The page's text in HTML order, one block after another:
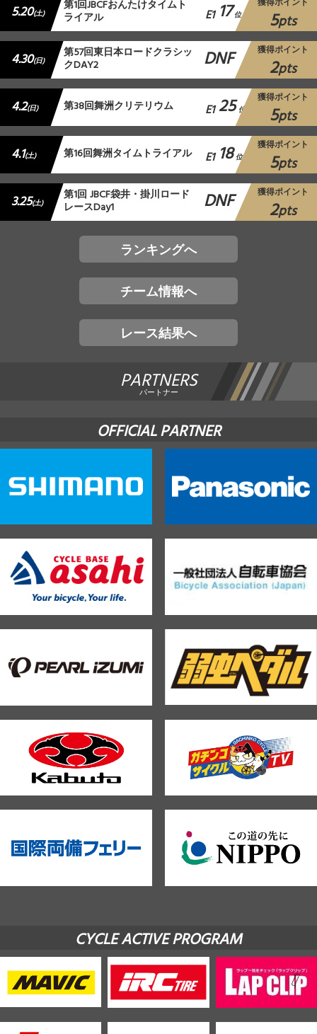
5.20(土) 第1回JBCFおんたけタイムト
ライアル E1 17 位
獲得ポイント
5pts
4.30(日) 第57回東日本ロードクラシッ
クDAY2 DNF 獲得ポイント
2pts
4.2(日) 第38回舞洲クリテリウム E1 25 位
獲得ポイント
5pts
4.1(土) 第16回舞洲タイムトライアル E1 18 位
獲得ポイント
5pts
3.25(土) 第1回 JBCF袋井・掛川ロード
レースDay1 DNF 獲得ポイント
2pts
ランキングへ
チーム情報へ
レース結果へ
PARTNERS
パートナー
OFFICIAL PARTNER
CYCLE ACTIVE PROGRAM